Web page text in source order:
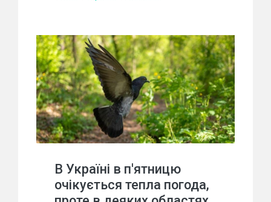
В Україні в п'ятницю
очікується тепла погода,